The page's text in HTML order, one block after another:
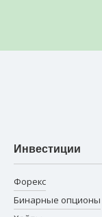
Инвестиции
Форекс
Бинарные опционы